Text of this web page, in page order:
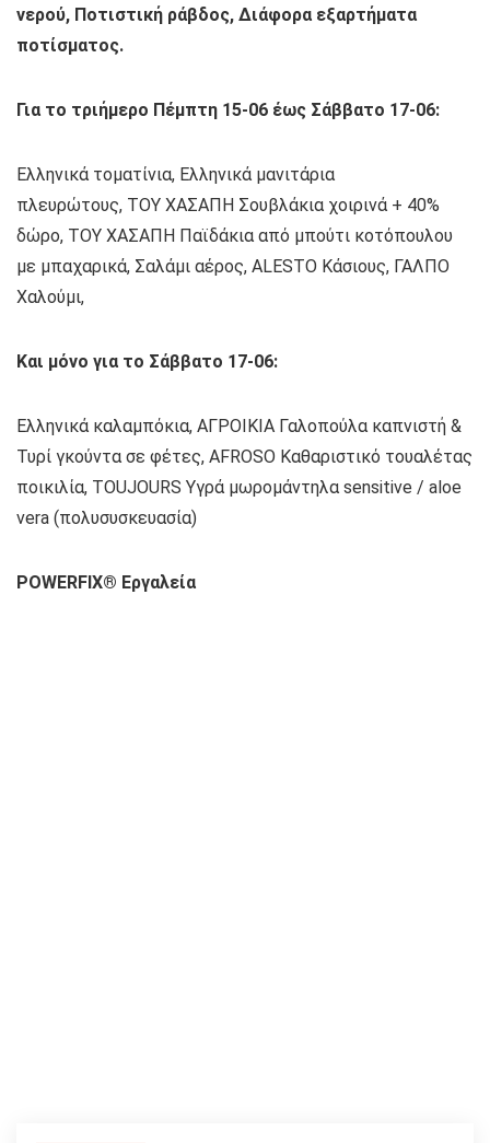
νερού, Ποτιστική ράβδος, Διάφορα εξαρτήματα
ποτίσματος.
Για το τριήμερο Πέμπτη 15-06 έως Σάββατο 17-06:
Ελληνικά τοματίνια, Ελληνικά μανιτάρια
πλευρώτους, ΤΟΥ ΧΑΣΑΠΗ Σουβλάκια χοιρινά + 40%
δώρο, ΤΟΥ ΧΑΣΑΠΗ Παϊδάκια από μπούτι κοτόπουλου
με μπαχαρικά, Σαλάμι αέρος, ALESTO Κάσιους, ΓΑΛΠΟ
Χαλούμι,
Και μόνο για το Σάββατο 17-06:
Ελληνικά καλαμπόκια, ΑΓΡΟΙΚΙΑ Γαλοπούλα καπνιστή &
Τυρί γκούντα σε φέτες, AFROSO Καθαριστικό τουαλέτας
ποικιλία, TOUJOURS Υγρά μωρομάντηλα sensitive / aloe
vera (πολυσυσκευασία)
POWERFIX® Eργαλεία